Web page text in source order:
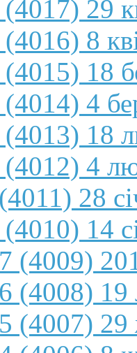
29
8
18
4
18
4
28
14
(4009)
(4008) 19
(4007) 29